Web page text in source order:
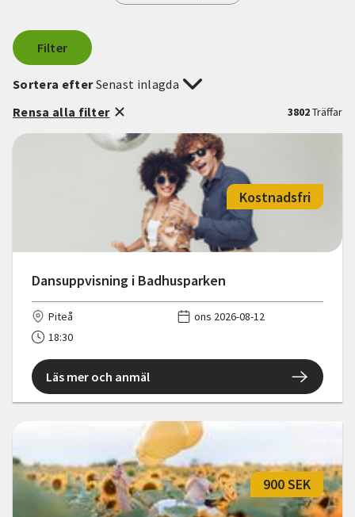
Filter
3802Träffar
Sortera efterSenast inlagda
Rensa alla filter
Dansuppvisning i Badhusparken
Kostnadsfri
Piteå
ons 2026-08-12
18:30
Läs mer och anmäl
900 SEK